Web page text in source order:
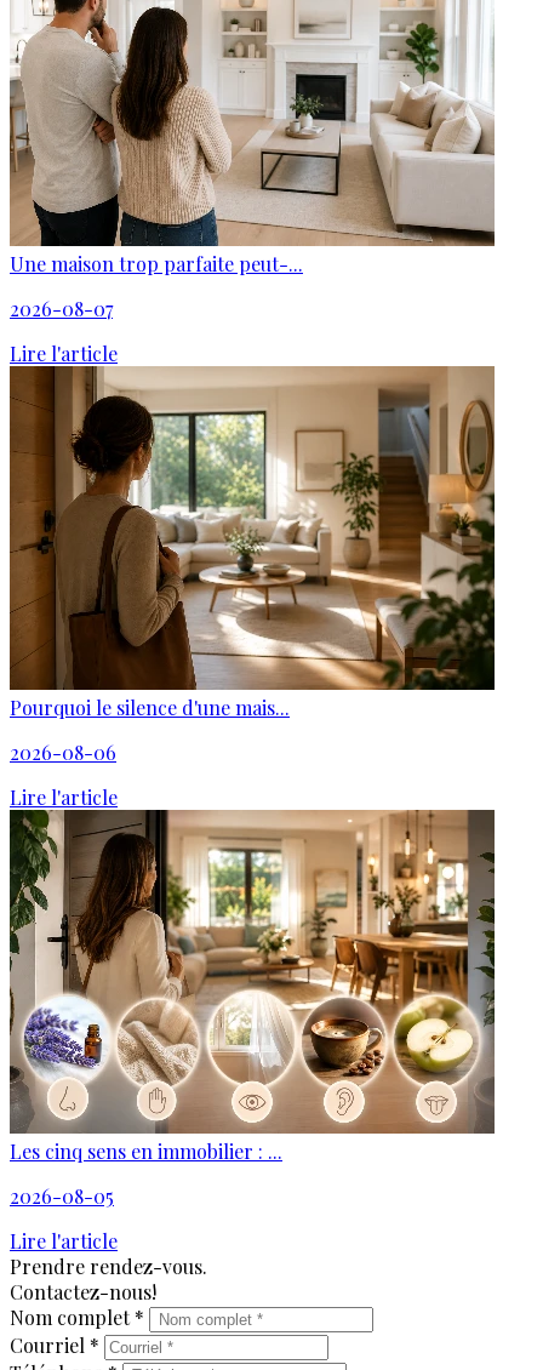
Une maison trop parfaite peut-...
2026-08-07
Lire l'article
Pourquoi le silence d'une mais...
2026-08-06
Lire l'article
Les cinq sens en immobilier : ...
2026-08-05
Lire l'article
Prendre rendez-vous.
Contactez-nous!
Nom complet *
Courriel *